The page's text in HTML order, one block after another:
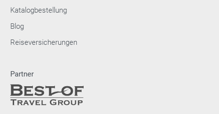
Katalogbestellung
Blog
Reiseversicherungen
Partner